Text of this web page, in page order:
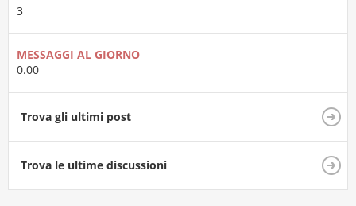
3
MESSAGGI AL GIORNO
0.00
Trova gli ultimi post
Trova le ultime discussioni